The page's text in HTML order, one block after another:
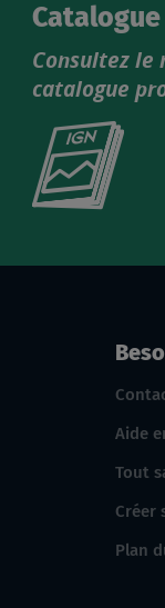
Catalogue
Consultez le
catalogue
Aide
Tout
Créer
Plan